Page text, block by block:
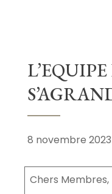
8 novembre 2023
Chers Membres,